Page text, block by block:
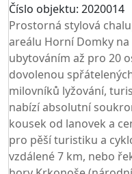
Číslo objektu: 2020014
Prostorná stylová
areálu Horní Domky na
ubytováním až pro 20
dovolenou
milovníků lyžování,
nabízí absolutní
kousek od lanovek a
pro pěší turistiku a
vzdálené 7 km, nebo